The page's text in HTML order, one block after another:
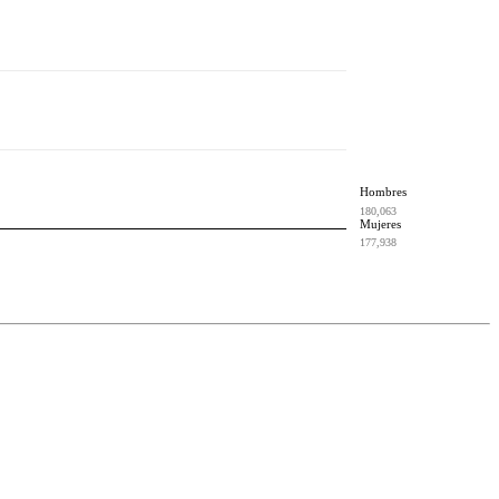
Mujeres
177,938
Hombres
180,063